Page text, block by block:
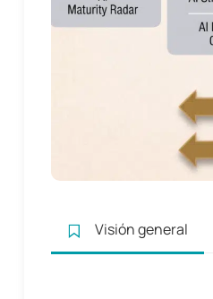
Visión general